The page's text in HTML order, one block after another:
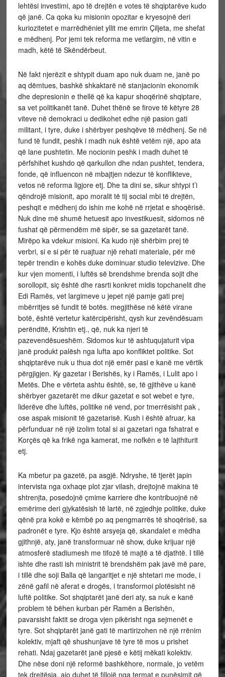
lehtësi investimi, apo të drejtën e votes të shqiptarëve kudo
që janë. Ca qoka ku misionin opozitar e kryesojnë deri
kuriozitetet e marrëdhëniet yllit me emrin Çiljeta, me shefat
e mëdhenj. Por jemi tek reforma me vetlargim, në vitin e
madh, këtë të Skëndërbeut.
Në fakt njerëzit e shtypit duam apo nuk duam ne, janë po
aq dëmtues, bashkë shkaktarë në stanjacionin ekonomik
dhe depresionin e thellë që ka kapur shoqërinë shqiptare,
sa vet politikanët tanë. Duhet thënë se firove të këtyre 28
viteve në demokraci u dedikohet edhe një pasion gati
militant, i tyre, duke i shërbyer peshqëve të mëdhenj. Se në
fund të fundit, peshk i madh nuk është vetëm një, apo ata
që lane pushtetin. Me nocionin peshk i madh duhet të
përfshihet kushdo që qarkullon dhe ndan pushtet, tendera,
fonde, që influencon në mbajtjen ndezur të konflikteve,
vetos në reforma ligjore etj. Dhe ta dini se, sikur shtypi t’i
qëndrojë misionit, apo moralit të tij social mbi të drejtën,
peshqit e mëdhenj do ishin me kohë në rrjetat e shoqërisë.
Nuk dine më shumë hetuesit apo investikuesit, sidomos në
fushat që përmendëm më sipër, se sa gazetarët tanë.
Mirëpo ka vdekur misioni. Ka kudo një shërbim prej të
verbri, si e si për të ruajtuar një rehati materiale, për më
tepër trendin e kohës duke dominuar studio televizive. Dhe
kur vjen momenti, i luftës së brendshme brenda sojit dhe
sorollopit, siç është dhe rasrti konkret midis topchanelit dhe
Edi Ramës, vet largimeve u jepet një pamje gati prej
mbërritjes së fundit të botës. megjithëse në këtë virane
botë, është vertetur katërcipërisht, qysh kur zevëndësuam
perënditë, Krishtin etj., që, nuk ka njeri të
pazevendësueshëm. Sidomos kur të ashtuqujaturit vipa
janë produkt palësh nga lufta apo konfliktet politike. Sot
shqiptarëve nuk u thua dot një emër pasi e kanë me vërtik
përgjigjen. Ky gazetar i Berishës, ky i Ramës, i Lulit apo i
Metës. Dhe e vërteta ashtu është, se, të gjithëve u kanë
shërbyer gazetarët me dikur gazetat e sot webet e tyre,
liderëve dhe luftës, politike në vend, por tmerrësisht pak ,
ose aspak misionit të gazetarisë. Kush i është afruar, ka
përfunduar në një izolim total si ai gazetari nga fshatrat e
Korçës që ka frikë nga kamerat, me nofkën e të lajthiturit
etj.
Ka mbetur pa gazetë, pa asgjë. Ndryshe, të tjerët japin
intervista nga oxhaqe plot zjar vilash, drejtojnë makina të
shtrenjta, posedojnë çmime karriere dhe kontribuojnë në
emërime deri gjykatësish të lartë, në zgjedhje politike, duke
qënë pra kokë e këmbë po aq pengmarrës të shoqërisë, sa
padronët e tyre. Kjo është arsyeja që, skandalet e mëdha
gjithnjë, aty, janë transformuar në show, duke krijuar një
atmosferë stadiumesh me tifozë të majtë a të djathtë. I tillë
ishte dhe rasti ish ministrit të brendshëm pak javë më pare,
i tillë dhe soji Balla që langaritjet e një shtetari me mode, i
zënë gafil në aferat e drogës, i transformoi plotësisht në
luftë politike. Sot shqiptarët janë deri aty, sa nuk e kanë
problem të bëhen kurban për Ramën a Berishën,
pavarsisht faktit se droga vjen pikërisht nga sejmenët e
tyre. Sot shqiptarët janë gati të martirizohen në një rrënim
kolektiv, mjaft që shushunjave të tyre të mos u prishet
rehati. Ndaj gazetarët janë pjesë e këtij mëkati kolektiv.
Dhe nëse doni një reformë bashkëhore, normale, jo vetëm
tek drejtësia, ajo duhet të fillojë nga termat e punësimit që